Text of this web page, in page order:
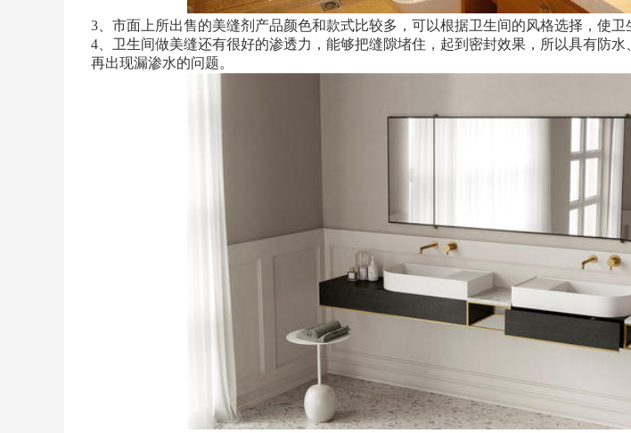
3、市面上所出售的美缝剂产品颜色和款式比较多，可以根据卫生间的风格选择，使卫
4、卫生间做美缝还有很好的渗透力，能够把缝隙堵住，起到密封效果，所以具有防
再出现漏渗水的问题。